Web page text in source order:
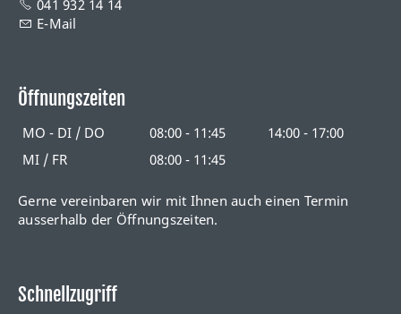
041 932 14 14
E-Mail
Öffnungszeiten
MO - DI / DO 08:00 - 11:45
14:00 - 17:00
MI / FR
08:00 - 11:45
Gerne vereinbaren wir mit Ihnen auch einen Termin
ausserhalb der Öffnungszeiten.
Schnellzugriff